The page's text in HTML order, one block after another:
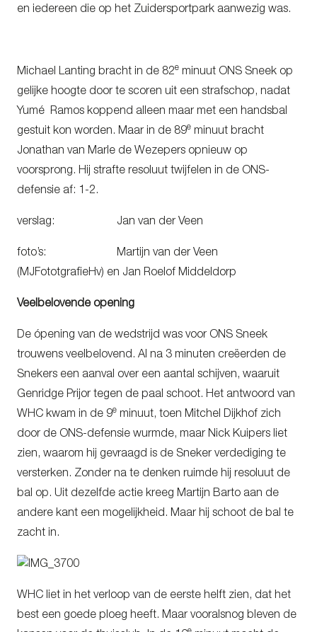
en iedereen die op het Zuidersportpark aanwezig was.
Michael Lanting bracht in de 82e minuut ONS Sneek op
gelijke hoogte door te scoren uit een strafschop, nadat
Yumé Ramos koppend alleen maar met een handsbal
gestuit kon worden. Maar in de 89e minuut bracht
Jonathan van Marle de Wezepers opnieuw op
voorsprong. Hij strafte resoluut twijfelen in de ONS-
defensie af: 1-2.
verslag: Jan van der Veen
foto’s: Martijn van der Veen
(MJFototgrafieHv) en Jan Roelof Middeldorp
Veelbelovende opening
De ópening van de wedstrijd was voor ONS Sneek
trouwens veelbelovend. Al na 3 minuten creëerden de
Snekers een aanval over een aantal schijven, waaruit
Genridge Prijor tegen de paal schoot. Het antwoord van
WHC kwam in de 9e minuut, toen Mitchel Dijkhof zich
door de ONS-defensie wurmde, maar Nick Kuipers liet
zien, waarom hij gevraagd is de Sneker verdediging te
versterken. Zonder na te denken ruimde hij resoluut de
bal op. Uit dezelfde actie kreeg Martijn Barto aan de
andere kant een mogelijkheid. Maar hij schoot de bal te
zacht in.
WHC liet in het verloop van de eerste helft zien, dat het
best een goede ploeg heeft. Maar vooralsnog bleven de